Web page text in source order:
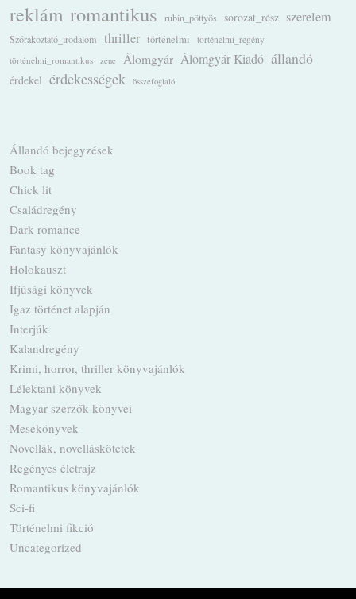
reklám romantikus rubin_pöttyös sorozat_rész szerelem
Szórakoztató_irodalom thriller történelmi
történelmi_regény
történelmi_romantikus
zene Álomgyár Álomgyár Kiadó állandó
érdekel érdekességek összefoglaló
Állandó bejegyzések
Book tag
Chick lit
Családregény
Dark romance
Fantasy könyvajánlók
Holokauszt
Ifjúsági könyvek
Igaz történet alapján
Interjúk
Kalandregény
Krimi, horror, thriller könyvajánlók
Lélektani könyvek
Magyar szerzők könyvei
Mesekönyvek
Novellák, novelláskötetek
Regényes életrajz
Romantikus könyvajánlók
Sci-fi
Történelmi fikció
Uncategorized